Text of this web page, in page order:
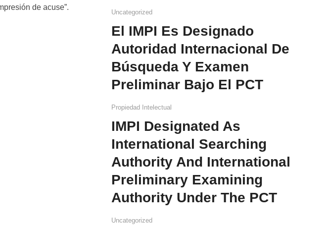
de acuse”.
Uncategorized
El IMPI Es Designado
Autoridad Internacional De
Búsqueda Y Examen
Preliminar Bajo El PCT
Propiedad Intelectual
IMPI Designated As
International Searching
Authority And International
Preliminary Examining
Authority Under The PCT
Uncategorized